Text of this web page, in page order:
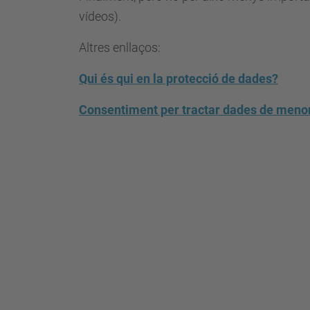
vídeos).
Altres enllaços:
Qui és qui en la protecció de dades?
Consentiment per tractar dades de